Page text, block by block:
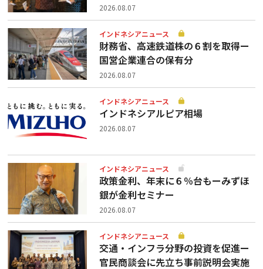
2026.08.07
インドネシアニュース
財務省、高速鉄道株の６割を取得ー
国営企業連合の保有分
2026.08.07
インドネシアニュース
インドネシアルピア相場
2026.08.07
インドネシアニュース
政策金利、年末に６％台もーみずほ
銀が金利セミナー
2026.08.07
インドネシアニュース
交通・インフラ分野の投資を促進ー
官民商談会に先立ち事前説明会実施